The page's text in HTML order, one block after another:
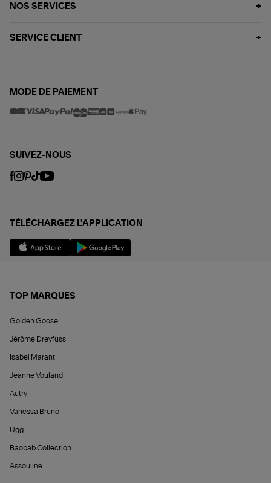
NOS SERVICES
SERVICE CLIENT
MODE DE PAIEMENT
SUIVEZ-NOUS
TÉLÉCHARGEZ L'APPLICATION
TOP MARQUES
Golden Goose
Jérôme Dreyfuss
Isabel Marant
Jeanne Vouland
Autry
Vanessa Bruno
Ugg
Baobab Collection
Assouline